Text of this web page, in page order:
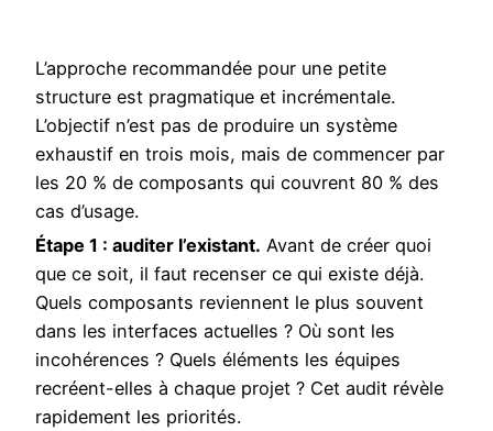
L’approche recommandée pour une petite
structure est pragmatique et incrémentale.
L’objectif n’est pas de produire un système
exhaustif en trois mois, mais de commencer par
les 20 % de composants qui couvrent 80 % des
cas d’usage.
Étape 1 : auditer l’existant. Avant de créer quoi
que ce soit, il faut recenser ce qui existe déjà.
Quels composants reviennent le plus souvent
dans les interfaces actuelles ? Où sont les
incohérences ? Quels éléments les équipes
recréent-elles à chaque projet ? Cet audit révèle
rapidement les priorités.